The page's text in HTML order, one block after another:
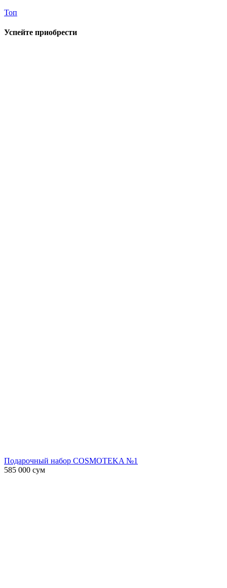
Топ
Успейте приобрести
Подарочный набор COSMOTEKA №1
585 000 сум